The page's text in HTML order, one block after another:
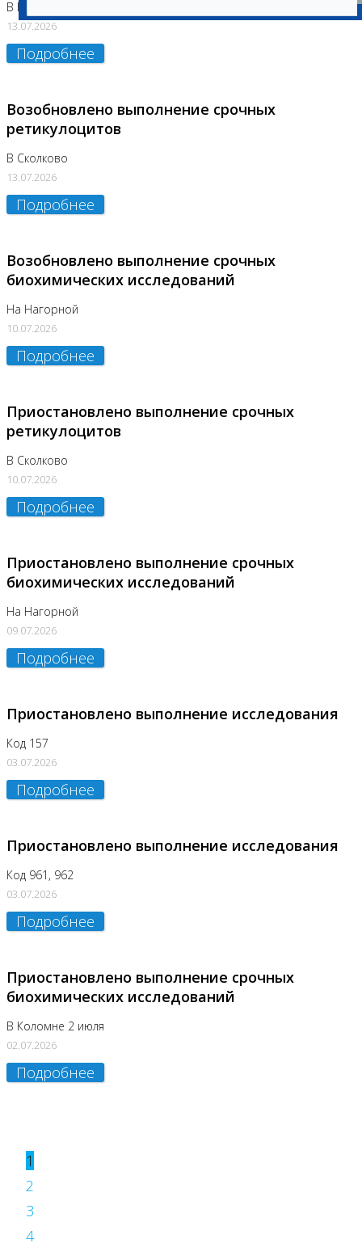
В Бутово
13.07.2026
Подробнее
Возобновлено выполнение срочных
ретикулоцитов
В Сколково
13.07.2026
Подробнее
Возобновлено выполнение срочных
биохимических исследований
На Нагорной
10.07.2026
Подробнее
Приостановлено выполнение срочных
ретикулоцитов
В Сколково
10.07.2026
Подробнее
Приостановлено выполнение срочных
биохимических исследований
На Нагорной
09.07.2026
Подробнее
Приостановлено выполнение исследования
Код 157
03.07.2026
Подробнее
Приостановлено выполнение исследования
Код 961, 962
03.07.2026
Подробнее
Приостановлено выполнение срочных
биохимических исследований
В Коломне 2 июля
02.07.2026
Подробнее
1
2
3
4